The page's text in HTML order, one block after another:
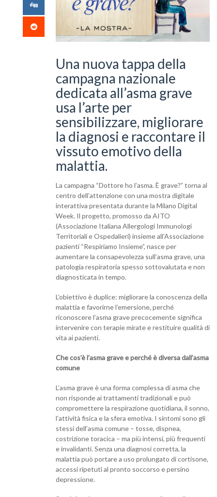
Una nuova tappa della
campagna nazionale
dedicata all’asma grave
usa l’arte per
sensibilizzare, migliorare
la diagnosi e raccontare il
vissuto emotivo della
malattia.
La campagna “Dottore ho l’asma. È grave?” torna al
centro dell’attenzione con una mostra digitale
interattiva presentata durante la Milano Digital
Week. Il progetto, promosso da AITO
(Associazione Italiana Allergologi Immunologi
Territoriali e Ospedalieri) insieme all’Associazione
pazienti “Respiriamo Insieme”, nasce per
aumentare la consapevolezza sull’asma grave, una
patologia respiratoria spesso sottovalutata e non
diagnosticata in tempo.
L’obiettivo è duplice: migliorare la conoscenza della
malattia e favorirne l’emersione, perché
riconoscere l’asma grave precocemente significa
intervenire con terapie mirate e restituire qualità di
vita ai pazienti.
Che cos’è l’asma grave e perché è diversa dall’asma
comune
L’asma grave è una forma complessa di asma che
non risponde ai trattamenti tradizionali e può
compromettere la respirazione quotidiana, il sonno,
l’attività fisica e la sfera emotiva. I sintomi sono gli
stessi dell’asma comune – tosse, dispnea,
costrizione toracica – ma più intensi, più frequenti
e invalidanti. Senza una diagnosi corretta, la
malattia può portare a uso prolungato di cortisone,
accessi ripetuti al pronto soccorso e persino
depressione.